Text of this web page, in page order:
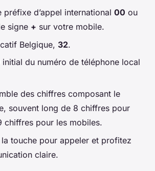
préfixe d’appel international 00 ou
signe + sur votre mobile.
Belgique, 32.
initial du numéro de téléphone local
des chiffres composant le
souvent long de 8 chiffres pour
chiffres pour les mobiles.
touche pour appeler et profitez
claire.